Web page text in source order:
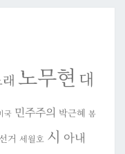
노무현 대
국 민주주의 박근혜 봄
선거 세월호 시 아내